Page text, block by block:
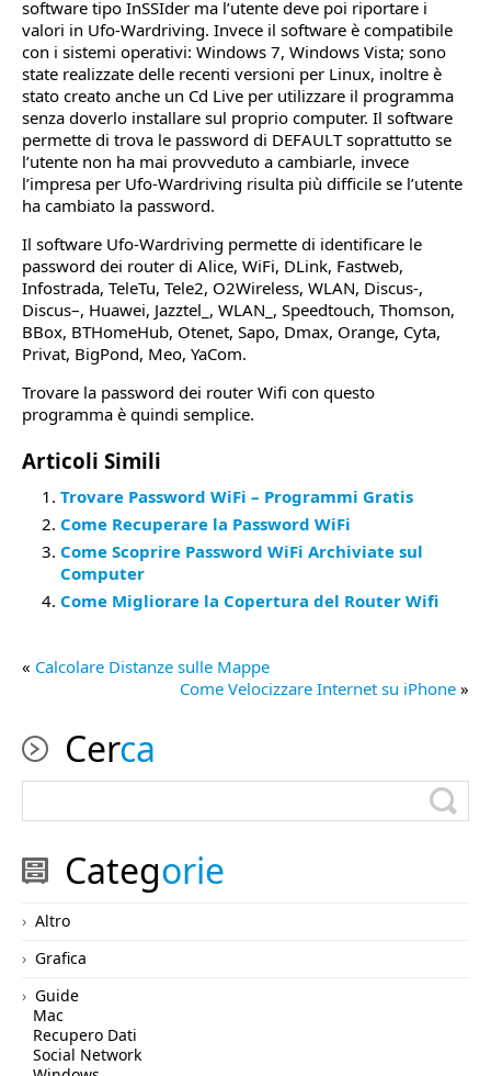
software tipo InSSIder ma l’utente deve poi riportare i
valori in Ufo-Wardriving. Invece il software è compatibile
con i sistemi operativi: Windows 7, Windows Vista; sono
state realizzate delle recenti versioni per Linux, inoltre è
stato creato anche un Cd Live per utilizzare il programma
senza doverlo installare sul proprio computer. Il software
permette di trova le password di DEFAULT soprattutto se
l’utente non ha mai provveduto a cambiarle, invece
l’impresa per Ufo-Wardriving risulta più difficile se l’utente
ha cambiato la password.
Il software Ufo-Wardriving permette di identificare le
password dei router di Alice, WiFi, DLink, Fastweb,
Infostrada, TeleTu, Tele2, O2Wireless, WLAN, Discus-,
Discus–, Huawei, Jazztel_, WLAN_, Speedtouch, Thomson,
BBox, BTHomeHub, Otenet, Sapo, Dmax, Orange, Cyta,
Privat, BigPond, Meo, YaCom.
Trovare la password dei router Wifi con questo
programma è quindi semplice.
Articoli Simili
Trovare Password WiFi – Programmi Gratis
Come Recuperare la Password WiFi
Come Scoprire Password WiFi Archiviate sul
Computer
Come Migliorare la Copertura del Router Wifi
« Calcolare Distanze sulle Mappe
Come Velocizzare Internet su iPhone »
Cerca
Categorie
Altro
Grafica
Guide
Mac
Recupero Dati
Social Network